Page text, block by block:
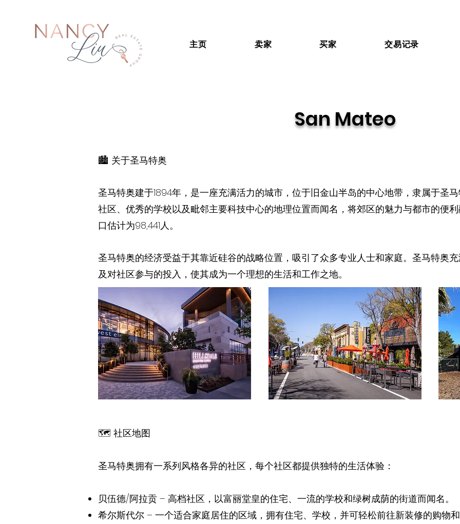
主页 卖家 买家 交易记录
San Mateo
🏙️ 关于圣马特奥
圣马特奥建于1894年，是一座充满活力的城市，位于旧金山半岛的中心地带，隶属于圣
社区、优秀的学校以及毗邻主要科技中心的地理位置而闻名，将郊区的魅力与都市的便
口估计为98,441人。
圣马特奥的经济受益于其靠近硅谷的战略位置，吸引了众多专业人士和家庭。圣马特奥
及对社区参与的投入，使其成为一个理想的生活和工作之地。
🗺️ 社区地图
圣马特奥拥有一系列风格各异的社区，每个社区都提供独特的生活体验：
贝伍德/阿拉贡 – 高档社区，以富丽堂皇的住宅、一流的学校和绿树成荫的街道而闻名。
希尔斯代尔 – 一个适合家庭居住的区域，拥有住宅、学校，并可轻松前往新装修的购物和